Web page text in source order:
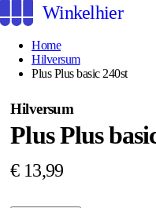
Winkelhier
Home
Hilversum
Plus Plus basic 240st
Hilversum
Plus Plus
€ 13,99